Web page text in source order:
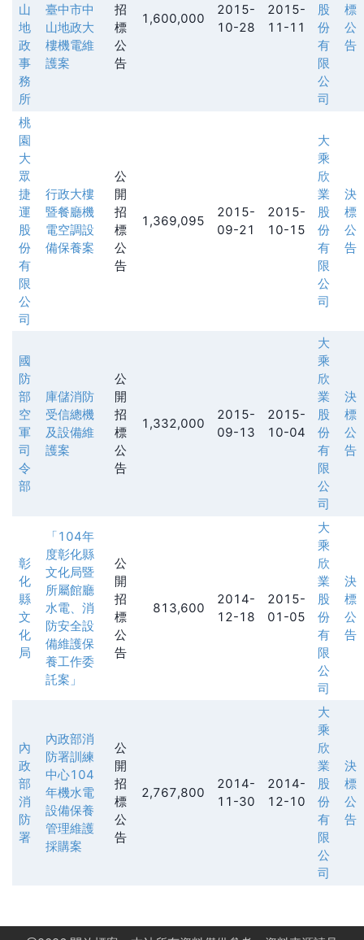
山
地
政
事
務
所
臺中市中
山地政大
樓機電維
護案
招
標
公
告
1,600,000
2015-
10-28
2015-
11-11
股
份
有
限
公
司
標
公
告
桃
園
大
眾
捷
運
股
份
有
限
公
司
行政大樓
暨餐廳機
電空調設
備保養案
公
開
招
標
公
告
1,369,095
2015-
09-21
2015-
10-15
大
乘
欣
業
股
份
有
限
公
司
決
標
公
告
國
防
部
空
軍
司
令
部
庫儲消防
受信總機
及設備維
護案
公
開
招
標
公
告
1,332,000
2015-
09-13
2015-
10-04
大
乘
欣
業
股
份
有
限
公
司
決
標
公
告
彰
化
縣
文
化
局
「104年
度彰化縣
文化局暨
所屬館廳
水電、消
防安全設
備維護保
養工作委
託案」
公
開
招
標
公
告
813,600
2014-
12-18
2015-
01-05
大
乘
欣
業
股
份
有
限
公
司
決
標
公
告
內
政
部
消
防
署
內政部消
防署訓練
中心104
年機水電
設備保養
管理維護
採購案
公
開
招
標
公
告
2,767,800
2014-
11-30
2014-
12-10
大
乘
欣
業
股
份
有
限
公
司
決
標
公
告